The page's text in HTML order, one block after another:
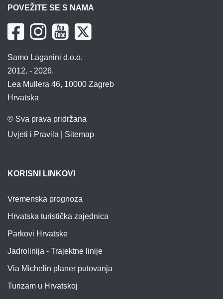
POVEŽITE SE S NAMA
Samo Laganini d.o.o.
2012. - 2026.
Lea Mullera 46, 10000 Zagreb
Hrvatska
© Sva prava pridržana
Uvjeti i Pravila
Sitemap
KORISNI LINKOVI
Vremenska prognoza
Hrvatska turistička zajednica
Parkovi Hrvatske
Jadrolinija - Trajektne linije
Via Michelin planer putovanja
Turizam u Hrvatskoj